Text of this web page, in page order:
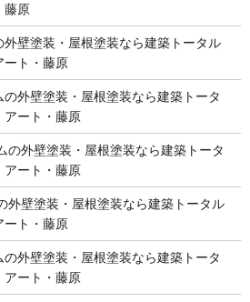
藤原
壁塗装・屋根塗装なら建築トータル
ート・藤原
外壁塗装・屋根塗装なら建築トータ
アート・藤原
の外壁塗装・屋根塗装なら建築トータ
アート・藤原
外壁塗装・屋根塗装なら建築トータル
ート・藤原
外壁塗装・屋根塗装なら建築トータ
アート・藤原